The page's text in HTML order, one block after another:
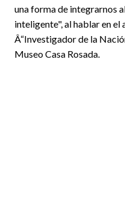
una forma de integrarnos
inteligente", al hablar en
Â“Investigador de la
Museo Casa Rosada.